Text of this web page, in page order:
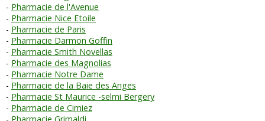
Pharmacie de l'Avenue
Pharmacie Nice Etoile
Pharmacie de Paris
Pharmacie Darmon Goffin
Pharmacie Smith Novellas
Pharmacie des Magnolias
Pharmacie Notre Dame
Pharmacie de la Baie des Anges
Pharmacie St Maurice -selmi Bergery
Pharmacie de Cimiez